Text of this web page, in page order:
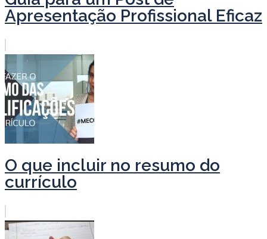
Apresentação Profissional Eficaz
O que incluir no resumo do
currículo